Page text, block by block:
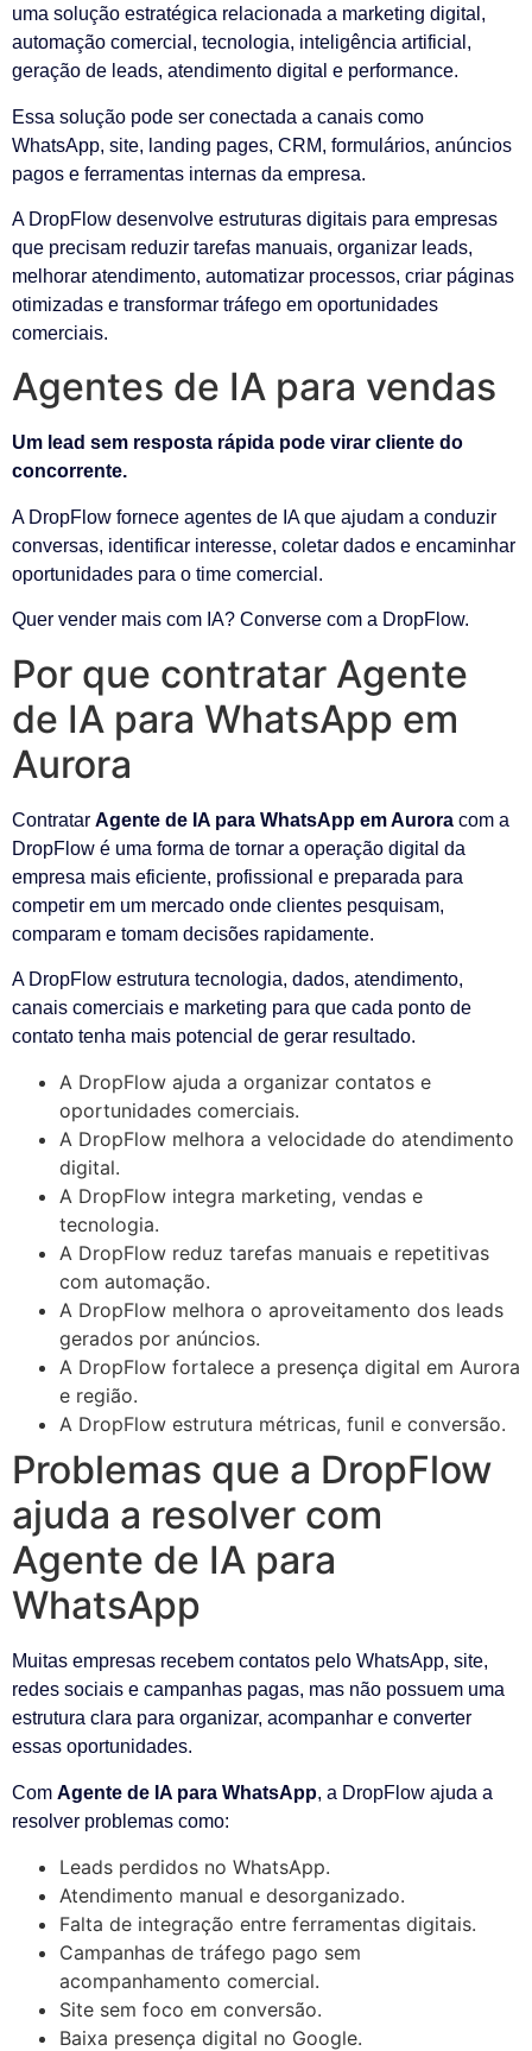
uma solução estratégica relacionada a marketing digital,
automação comercial, tecnologia, inteligência artificial,
geração de leads, atendimento digital e performance.
Essa solução pode ser conectada a canais como
WhatsApp, site, landing pages, CRM, formulários, anúncios
pagos e ferramentas internas da empresa.
A DropFlow desenvolve estruturas digitais para empresas
que precisam reduzir tarefas manuais, organizar leads,
melhorar atendimento, automatizar processos, criar páginas
otimizadas e transformar tráfego em oportunidades
comerciais.
Agentes de IA para vendas
Um lead sem resposta rápida pode virar cliente do
concorrente.
A DropFlow fornece agentes de IA que ajudam a conduzir
conversas, identificar interesse, coletar dados e encaminhar
oportunidades para o time comercial.
Quer vender mais com IA? Converse com a DropFlow.
Por que contratar Agente
de IA para WhatsApp em
Aurora
Contratar Agente de IA para WhatsApp em Aurora com a
DropFlow é uma forma de tornar a operação digital da
empresa mais eficiente, profissional e preparada para
competir em um mercado onde clientes pesquisam,
comparam e tomam decisões rapidamente.
A DropFlow estrutura tecnologia, dados, atendimento,
canais comerciais e marketing para que cada ponto de
contato tenha mais potencial de gerar resultado.
A DropFlow ajuda a organizar contatos e
oportunidades comerciais.
A DropFlow melhora a velocidade do atendimento
digital.
A DropFlow integra marketing, vendas e
tecnologia.
A DropFlow reduz tarefas manuais e repetitivas
com automação.
A DropFlow melhora o aproveitamento dos leads
gerados por anúncios.
A DropFlow fortalece a presença digital em Aurora
e região.
A DropFlow estrutura métricas, funil e conversão.
Problemas que a DropFlow
ajuda a resolver com
Agente de IA para
WhatsApp
Muitas empresas recebem contatos pelo WhatsApp, site,
redes sociais e campanhas pagas, mas não possuem uma
estrutura clara para organizar, acompanhar e converter
essas oportunidades.
Com Agente de IA para WhatsApp, a DropFlow ajuda a
resolver problemas como:
Leads perdidos no WhatsApp.
Atendimento manual e desorganizado.
Falta de integração entre ferramentas digitais.
Campanhas de tráfego pago sem
acompanhamento comercial.
Site sem foco em conversão.
Baixa presença digital no Google.